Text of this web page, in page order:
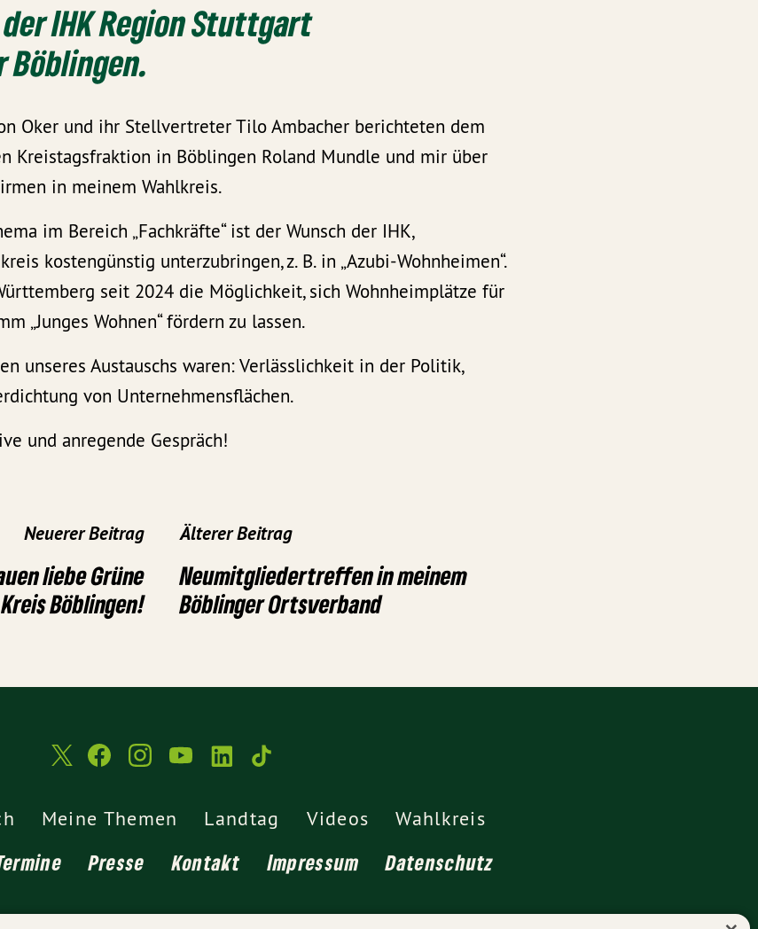
IHK Region Stuttgart
Böblingen.
Oker und ihr Stellvertreter Tilo Ambacher berichteten dem
Kreistagsfraktion in Böblingen Roland Mundle und mir über
in meinem Wahlkreis.
im Bereich „Fachkräfte“ ist der Wunsch der IHK,
kostengünstig unterzubringen, z. B. in „Azubi-Wohnheimen“.
seit 2024 die Möglichkeit, sich Wohnheimplätze für
„Junges Wohnen“ fördern zu lassen.
unseres Austauschs waren: Verlässlichkeit in der Politik,
von Unternehmensflächen.
und anregende Gespräch!
Neuerer Beitrag
liebe Grüne
Böblingen!
Älterer Beitrag
Neumitgliedertreffen in meinem
Böblinger Ortsverband
Meine Themen Landtag Videos Wahlkreis
Presse Kontakt Impressum Datenschutz